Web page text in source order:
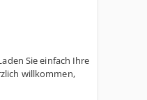
Sie einfach Ihre
willkommen,